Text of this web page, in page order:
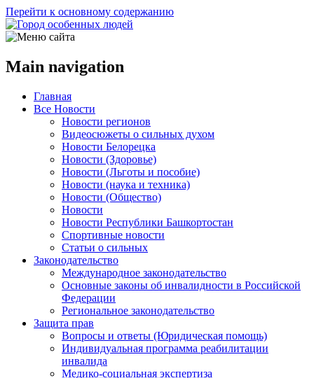
Перейти к основному содержанию
Main navigation
Главная
Все Новости
Новости регионов
Видеосюжеты о сильных духом
Новости Белорецка
Новости (Здоровье)
Новости (Льготы и пособие)
Новости (наука и техника)
Новости (Общество)
Новости
Новости Республики Башкортостан
Спортивные новости
Статьи о сильных
Законодательство
Международное законодательство
Основные законы об инвалидности в Российской
Федерации
Региональное законодательство
Защита прав
Вопросы и ответы (Юридическая помощь)
Индивидуальная программа реабилитации
инвалида
Медико-социальная экспертиза